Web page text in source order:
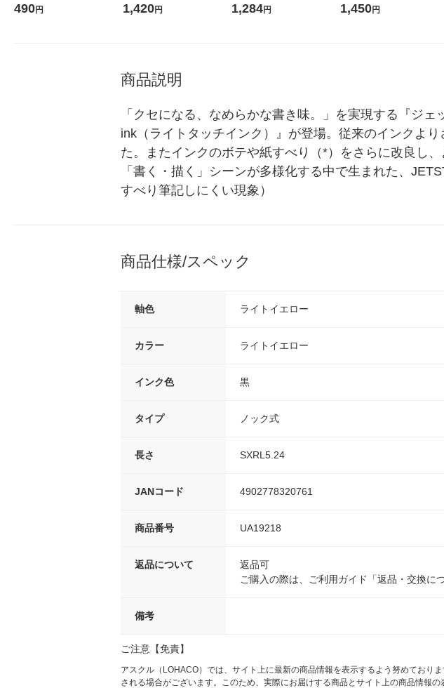
コウォーター）2L ラベルレ
490円
箱（24本入）
1,420円
無糖 500ml 1セット（6本）
1,284円
1箱（20本入）ラベルレス
1,450円
商品説明
「クセになる、なめらかな書き味。」を実現する『ジ
ink（ライトタッチインク）』が登場。従来のインクよ
た。またインクのボテや紙すべり（*）をさらに改良し
「書く・描く」シーンが多様化する中で生まれた、
すべり筆記しにくい現象）
商品仕様/スペック
軸色 ライトイエロー
カラー ライトイエロー
インク色 黒
タイプ ノック式
長さ SXRL5.24
JANコード 4902778320761
商品番号 UA19218
返品について
返品可
ご購入の際は、ご利用ガイド「返品・交換に
備考
ご注意【免責】
アスクル（LOHACO）では、サイト上に最新の商品情報を表示するよう努めており
される場合がございます。このため、実際にお届けする商品とサイト上の商品情報